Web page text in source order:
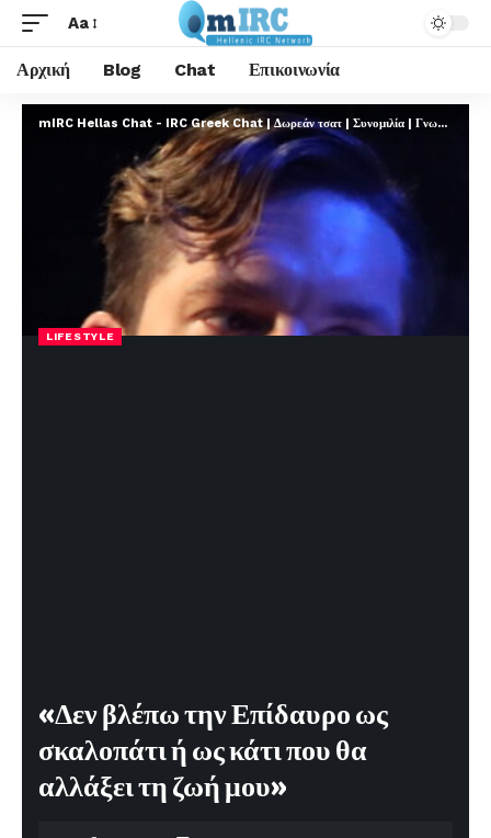
Aa
Αρχική Blog Chat Επικοινωνία
mIRC Hellas Chat - IRC Greek Chat | Δωρεάν τσατ | Συνομιλία | Γνωριμίες | FREE
LIFESTYLE
«Δεν βλέπω την Επίδαυρο ως
σκαλοπάτι ή ως κάτι που θα
αλλάξει τη ζωή μου»